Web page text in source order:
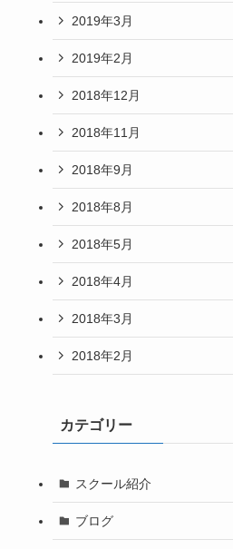
2019年3月
2019年2月
2018年12月
2018年11月
2018年9月
2018年8月
2018年5月
2018年4月
2018年3月
2018年2月
カテゴリー
スクール紹介
ブログ